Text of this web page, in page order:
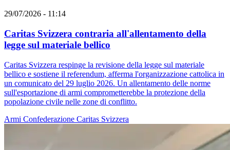
29/07/2026 - 11:14
Caritas Svizzera contraria all'allentamento della
legge sul materiale bellico
Caritas Svizzera respinge la revisione della legge sul materiale
bellico e sostiene il referendum, afferma l'organizzazione cattolica in
un comunicato del 29 luglio 2026. Un allentamento delle norme
sull'esportazione di armi comprometterebbe la protezione della
popolazione civile nelle zone di conflitto.
Armi Confederazione Caritas Svizzera